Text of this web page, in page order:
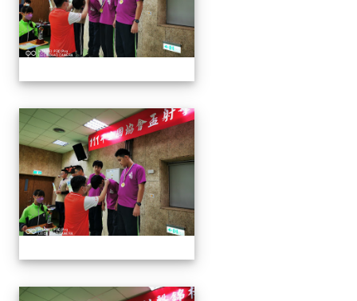
1110913 111年協會盃射擊
1110913 111年協會盃射擊